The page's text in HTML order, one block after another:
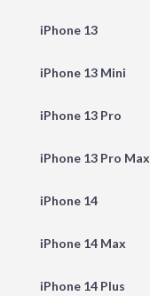
iPhone 13
iPhone 13 Mini
iPhone 13 Pro
iPhone 13 Pro Max
iPhone 14
iPhone 14 Max
iPhone 14 Plus